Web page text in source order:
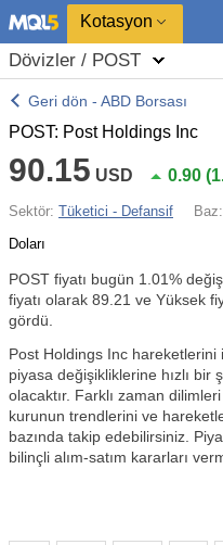
Kotasyon
Dövizler / POST
Geri dön - ABD Borsası
POST: Post Holdings Inc
90.15 USD 0.90 (
Sektör: Tüketici - Defansif Baz:
Doları
POST fiyatı bugün 1.01%
fiyatı olarak 89.21 ve Yüksek
gördü.
Post Holdings Inc hareketlerini
piyasa değişikliklerine hızlı bir
olacaktır. Farklı zaman
kurunun trendlerini ve
bazında takip edebilirsiniz.
bilinçli alım-satım kararları